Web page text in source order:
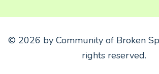
© 2026 by Community of Broken
rights reserved.